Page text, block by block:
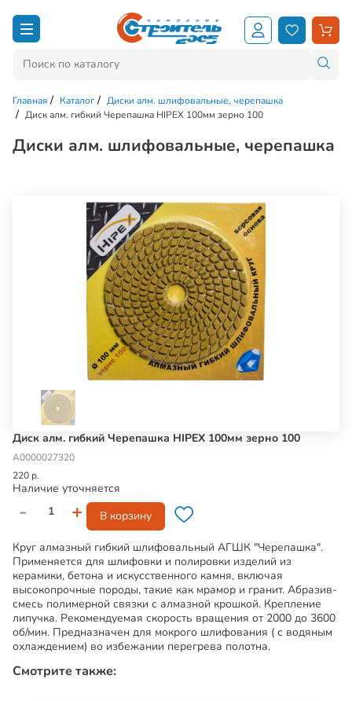
Главная Каталог
Диски алм. шлифовальные, черепашка
Диск алм. гибкий Черепашка HIPEX 100мм зерно 100
Диски алм. шлифовальные, черепашка
Диск алм. гибкий Черепашка HIPEX 100мм зерно 100
А0000027320
220 р.
Наличие уточняется
- + В корзину
Круг алмазный гибкий шлифовальный АГШК "Черепашка".
Применяется для шлифовки и полировки изделий из
керамики, бетона и искусственного камня, включая
высокопрочные породы, такие как мрамор и гранит. Абразив-
смесь полимерной связки с алмазной крошкой. Крепление
липучка. Рекомендуемая скорость вращения от 2000 до 3600
об/мин. Предназначен для мокрого шлифования ( с водяным
охлаждением) во избежании перегрева полотна.
Смотрите также: